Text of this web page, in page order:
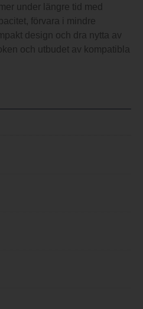
under längre tid med
förvara i mindre
design och dra nytta av
och utbudet av kompatibla